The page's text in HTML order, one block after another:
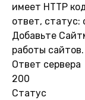
имеет HTTP
ответ, статус:
Добавьте
работы сайтов.
Ответ сервера
200
Статус